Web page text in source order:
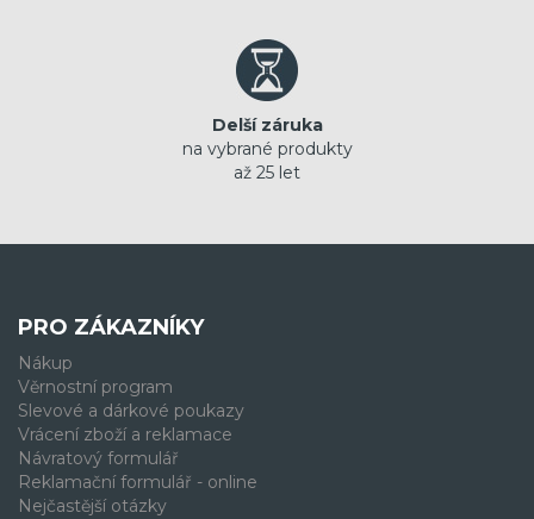
Delší záruka
na vybrané produkty
až 25 let
PRO ZÁKAZNÍKY
Nákup
Věrnostní program
Slevové a dárkové poukazy
Vrácení zboží a reklamace
Návratový formulář
Reklamační formulář - online
Nejčastější otázky